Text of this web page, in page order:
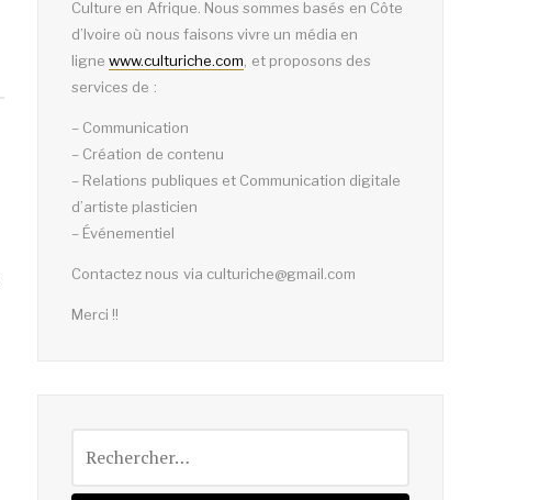
Culture en Afrique. Nous sommes basés en Côte
d’Ivoire où nous faisons vivre un média en
lignewww.culturiche.com , et proposons des
services de :
– Communication
– Création de contenu
– Relations publiques et Communication digitale
d’artiste plasticien
– Événementiel
Contactez nous via culturiche@gmail.com
Merci !!